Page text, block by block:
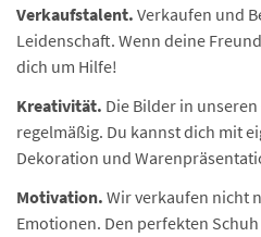
Verkaufstalent. Verkaufen und
Leidenschaft. Wenn deine
dich um Hilfe!
Kreativität. Die Bilder in
regelmäßig. Du kannst dich mit
Dekoration und
Motivation. Wir verkaufen nicht
Emotionen. Den perfekten